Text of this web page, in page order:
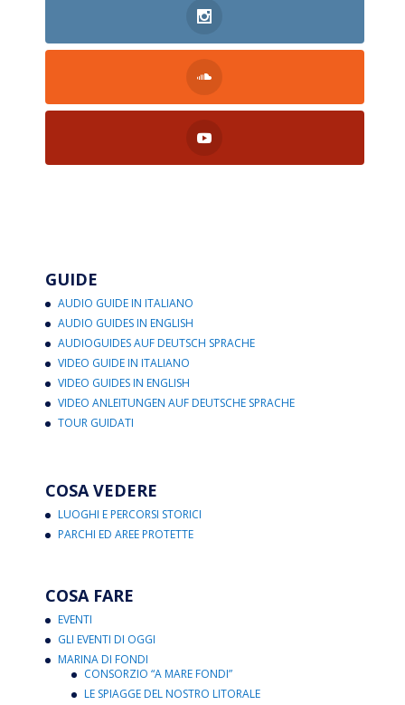
GUIDE
AUDIO GUIDE IN ITALIANO
AUDIO GUIDES IN ENGLISH
AUDIOGUIDES AUF DEUTSCH SPRACHE
VIDEO GUIDE IN ITALIANO
VIDEO GUIDES IN ENGLISH
VIDEO ANLEITUNGEN AUF DEUTSCHE SPRACHE
TOUR GUIDATI
COSA VEDERE
LUOGHI E PERCORSI STORICI
PARCHI ED AREE PROTETTE
COSA FARE
EVENTI
GLI EVENTI DI OGGI
MARINA DI FONDI
CONSORZIO “A MARE FONDI”
LE SPIAGGE DEL NOSTRO LITORALE